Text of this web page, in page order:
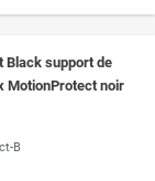
Black support de
MotionProtect noir
B